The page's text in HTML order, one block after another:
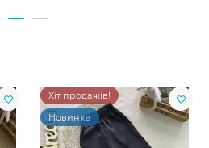
Хіт продажів!
Новинка